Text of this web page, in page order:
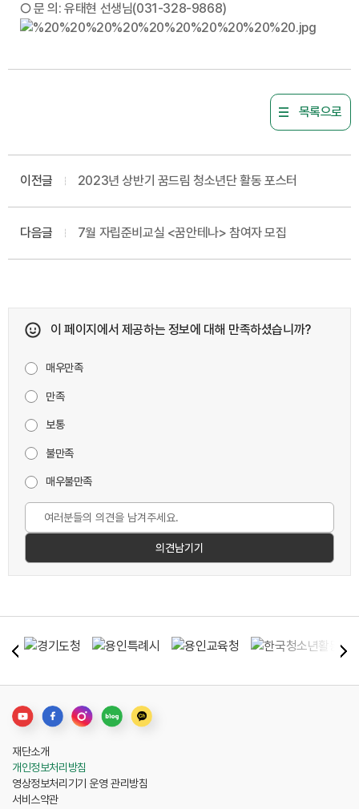
○ 문 의: 유태현 선생님(031-328-9868)
목록으로
이전글 2023년 상반기 꿈드림 청소년단 활동 포스터
다음글 7월 자립준비교실 <꿈안테나> 참여자 모집
이 페이지에서 제공하는 정보에 대해 만족하셨습니까?
매우만족
만족
보통
불만족
매우불만족
재단소개
개인정보처리방침
영상정보처리기기 운영 관리방침
서비스약관